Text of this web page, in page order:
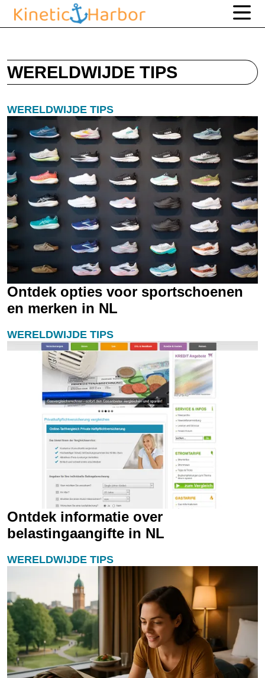
WERELDWIJDE TIPS
WERELDWIJDE TIPS
Ontdek opties voor sportschoenen
en merken in NL
WERELDWIJDE TIPS
Ontdek informatie over
belastingaangifte in NL
WERELDWIJDE TIPS